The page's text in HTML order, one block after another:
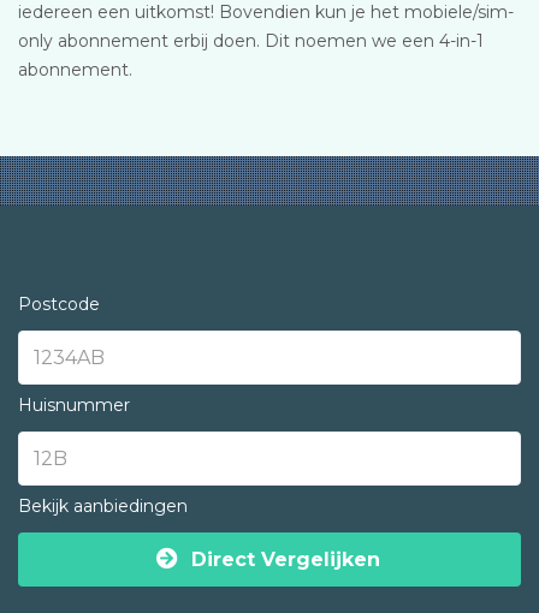
iedereen een uitkomst! Bovendien kun je het mobiele/sim-
only abonnement erbij doen. Dit noemen we een 4-in-1
abonnement.
Postcode
Huisnummer
Bekijk aanbiedingen
Direct Vergelijken